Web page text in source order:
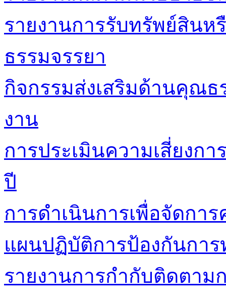
รายงานการรับทรัพย์สินห
ธรรมจรรยา
กิจกรรมส่งเสริมด้านคุณธ
งาน
การประเมินความเสี่ยงก
ปี
การดำเนินการเพื่อจัดกา
แผนปฏิบัติการป้องกันการ
รายงานการกำกับติดตาม